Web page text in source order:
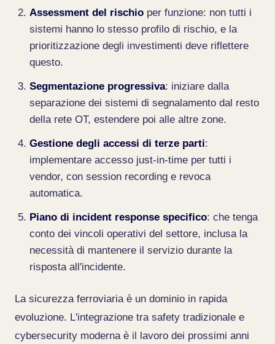
Assessment del rischio per funzione: non tutti i
sistemi hanno lo stesso profilo di rischio, e la
prioritizzazione degli investimenti deve riflettere
questo.
Segmentazione progressiva: iniziare dalla
separazione dei sistemi di segnalamento dal resto
della rete OT, estendere poi alle altre zone.
Gestione degli accessi di terze parti:
implementare accesso just-in-time per tutti i
vendor, con session recording e revoca
automatica.
Piano di incident response specifico: che tenga
conto dei vincoli operativi del settore, inclusa la
necessità di mantenere il servizio durante la
risposta all'incidente.
La sicurezza ferroviaria è un dominio in rapida
evoluzione. L'integrazione tra safety tradizionale e
cybersecurity moderna è il lavoro dei prossimi anni